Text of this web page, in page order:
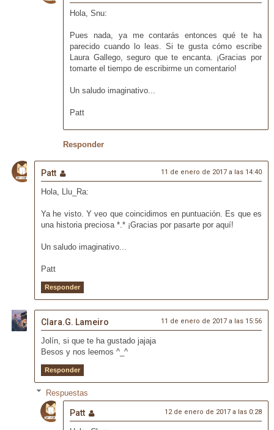
Hola, Snu:
Pues nada, ya me contarás entonces qué te ha
parecido cuando lo leas. Si te gusta cómo escribe
Laura Gallego, seguro que te encanta. ¡Gracias por
tomarte el tiempo de escribirme un comentario!
Un saludo imaginativo...
Patt
Responder
Patt 11 de enero de 2017 a las 14:40
Hola, Llu_Ra:
Ya he visto. Y veo que coincidimos en puntuación. Es que es
una historia preciosa *.* ¡Gracias por pasarte por aquí!
Un saludo imaginativo...
Patt
Responder
Clara.G. Lameiro 11 de enero de 2017 a las 15:56
Jolín, si que te ha gustado jajaja
Besos y nos leemos ^_^
Responder
Respuestas
Patt 12 de enero de 2017 a las 0:28